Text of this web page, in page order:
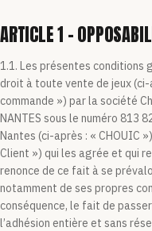
ARTICLE 1 –
1.1. Les présentes conditions
droit à toute vente de jeux
commande ») par la société
NANTES sous le numéro 813
Nantes (ci-après : « CHOUIC
Client ») qui les agrée et qui
renonce de ce fait à se
notamment de ses propres
conséquence, le fait de
l’adhésion entière et sans